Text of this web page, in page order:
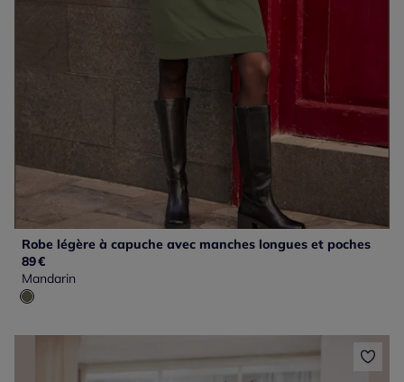
Robe légère à capuche avec manches longues et poches
89€
Mandarin